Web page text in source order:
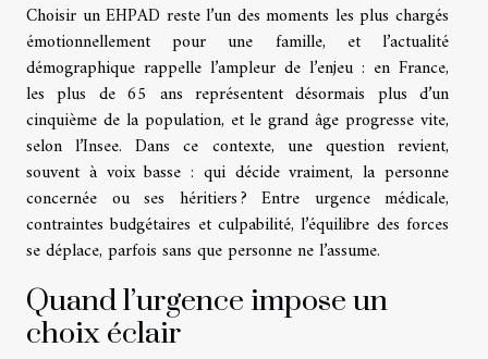
Choisir un EHPAD reste l’un des moments les plus chargés
émotionnellement pour une famille, et l’actualité
démographique rappelle l’ampleur de l’enjeu : en France,
les plus de 65 ans représentent désormais plus d’un
cinquième de la population, et le grand âge progresse vite,
selon l’Insee. Dans ce contexte, une question revient,
souvent à voix basse : qui décide vraiment, la personne
concernée ou ses héritiers ? Entre urgence médicale,
contraintes budgétaires et culpabilité, l’équilibre des forces
se déplace, parfois sans que personne ne l’assume.
Quand l’urgence impose un
choix éclair